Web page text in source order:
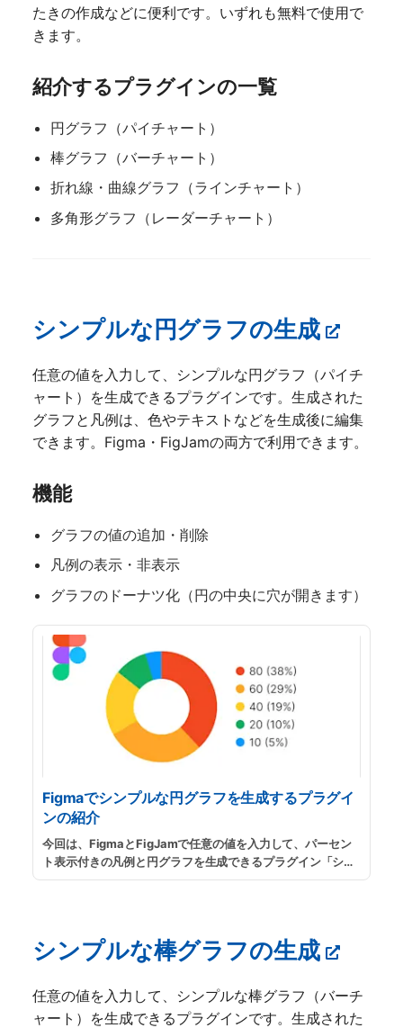
たきの作成などに便利です。いずれも無料で使用で
きます。
紹介するプラグインの一覧
円グラフ（パイチャート）
棒グラフ（バーチャート）
折れ線・曲線グラフ（ラインチャート）
多角形グラフ（レーダーチャート）
シンプルな円グラフの生成
任意の値を入力して、シンプルな円グラフ（パイチ
ャート）を生成できるプラグインです。生成された
グラフと凡例は、色やテキストなどを生成後に編集
できます。Figma・FigJamの両方で利用できます。
機能
グラフの値の追加・削除
凡例の表示・非表示
グラフのドーナツ化（円の中央に穴が開きます）
Figmaでシンプルな円グラフを生成するプラグイ
ンの紹介
今回は、FigmaとFigJamで任意の値を入力して、パーセン
ト表示付きの凡例と円グラフを生成できるプラグイン「シン
プルな円グラフの生成」の紹介です。スライド資料用のグラ
シンプルな棒グラフの生成
任意の値を入力して、シンプルな棒グラフ（バーチ
ャート）を生成できるプラグインです。生成された